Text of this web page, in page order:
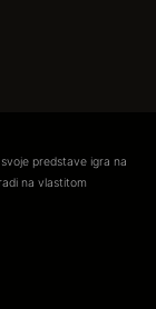
predstave igra na
na vlastitom